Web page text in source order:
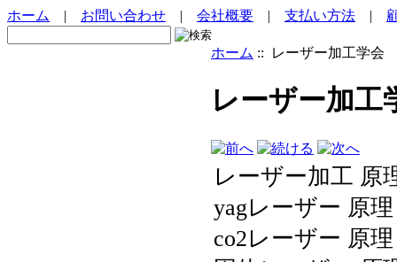
ホーム | お問い合わせ | 会社概要 | 支払い方法 |
ホーム :: レーザー加工学会
レーザー加工
レーザー加工 原
yagレーザー 原理
co2レーザー 原理